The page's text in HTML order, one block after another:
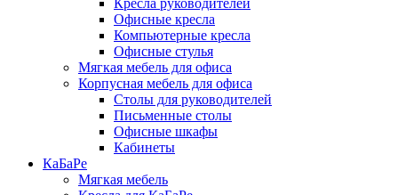
Офисные кресла
Компьютерные кресла
Офисные стулья
Мягкая мебель для офиса
Корпусная мебель для офиса
Столы для руководителей
Письменные столы
Офисные шкафы
Кабинеты
КаБаРе
Мягкая мебель